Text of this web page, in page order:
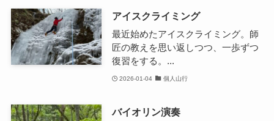
アイスクライミング
最近始めたアイスクライミング。師
匠の教えを思い返しつつ、一歩ずつ
復習をする。...
2026-01-04 個人山行
バイオリン演奏